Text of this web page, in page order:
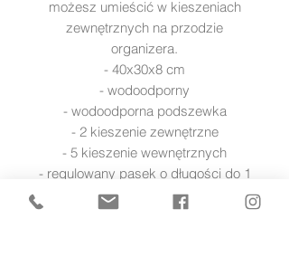
możesz umieścić w kieszeniach
zewnętrznych na przodzie
organizera.
- 40x30x8 cm
- wodoodporny
- wodoodporna podszewka
- 2 kieszenie zewnętrzne
- 5 kieszenie wewnętrznych
- regulowany pasek o długości do 1
m (w zestawie)
- regulowane zaczepy do wózka